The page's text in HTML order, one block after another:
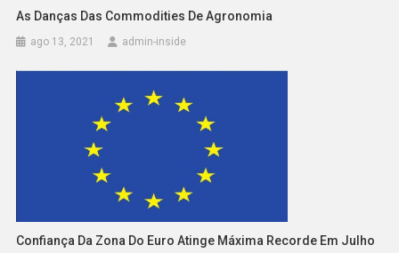
As Danças Das Commodities De Agronomia
ago 13, 2021 admin-inside
Confiança Da Zona Do Euro Atinge Máxima Recorde Em Julho